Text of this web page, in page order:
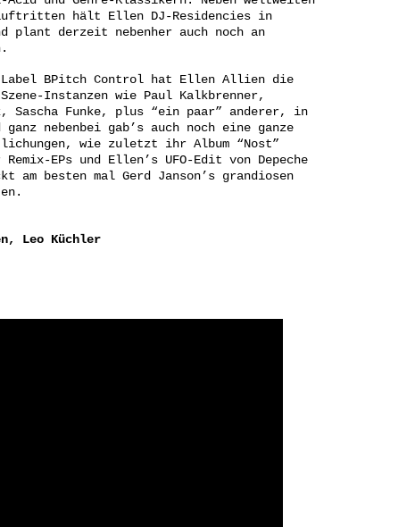
hält Ellen DJ-Residencies in
plant derzeit nebenher auch noch an
Label BPitch Control hat Ellen Allien die
Instanzen wie Paul Kalkbrenner,
Sascha Funke, plus “ein paar” anderer, in
nebenbei gab’s auch noch eine ganze
wie zuletzt ihr Album “Nost”
EPs und Ellen’s UFO-Edit von Depeche
am besten mal Gerd Janson’s grandiosen
Leo Küchler